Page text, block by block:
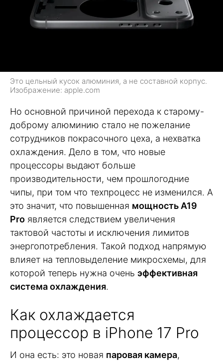
Это цельный кусок алюминия, а не составной корпус.
Изображение: apple.com
Но основной причиной перехода к старому-
доброму алюминию стало не пожелание
сотрудников покрасочного цеха, а нехватка
охлаждения. Дело в том, что новые
процессоры выдают больше
производительности, чем прошлогодние
чипы, при том что техпроцесс не изменился. А
это значит, что повышенная мощность A19
Pro является следствием увеличения
тактовой частоты и исключения лимитов
энергопотребления. Такой подход напрямую
влияет на тепловыделение микросхемы, для
которой теперь нужна очень эффективная
система охлаждения.
Как охлаждается
процессор в iPhone 17 Pro
И она есть: это новая паровая камера,